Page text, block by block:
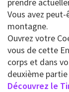
Vous avez
montagne.
Ouvrez votre
vous de cette
corps et dans
deuxième partie
Découvrez le